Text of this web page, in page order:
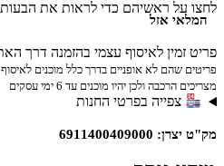
ראשיהם כדי לראות את הבעות הפנים
שנים ומעלה.
אזל
לאיסוף עצמי בהזמנה דרך האתר בלבד
ולכן יהיו מוכנים עד 6 ימי עסקים
בפרטי החנות